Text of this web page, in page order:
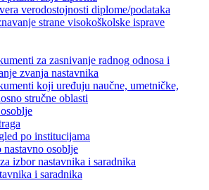
verodostojnosti diplome/podataka
strane visokoškolske isprave
za zasnivanje radnog odnosa i
zvanja nastavnika
koji uređuju naučne, umetničke,
stručne oblasti
po institucijama
nastavno osoblje
izbor nastavnika i saradnika
i saradnika